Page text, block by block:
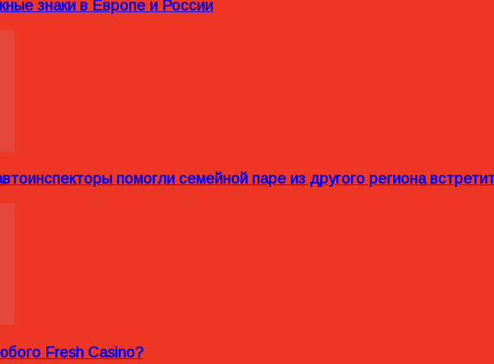
знаки в Европе и России
помогли семейной паре из другого региона
Fresh Casino?